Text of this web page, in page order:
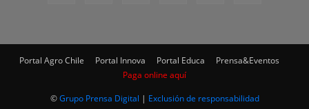
Portal Agro Chile Portal Innova Portal Educa
Prensa&Eventos
Paga online aquí
©Grupo Prensa Digital | Exclusión de responsabilidad